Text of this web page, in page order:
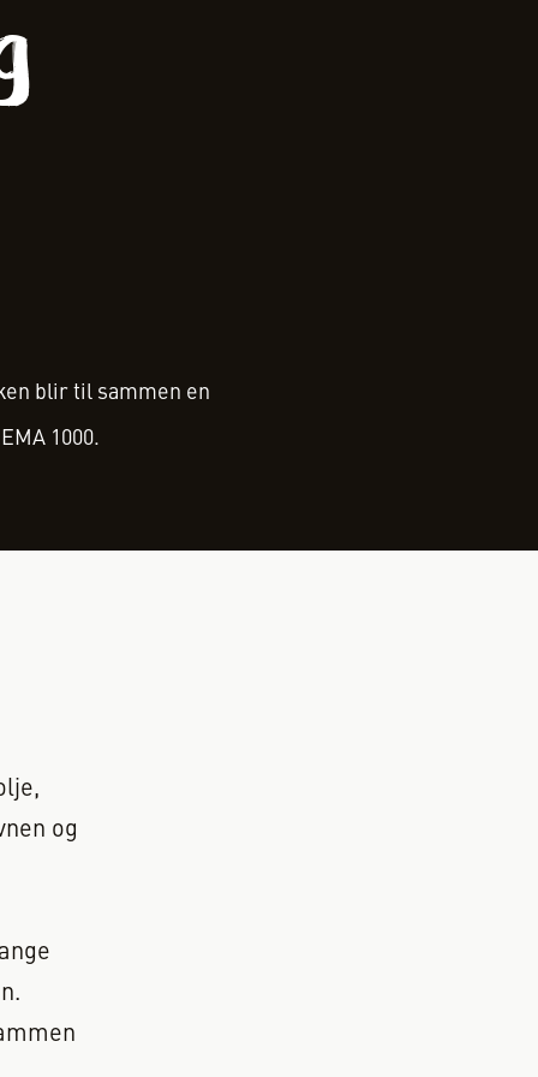
blir til sammen en
1000.
og